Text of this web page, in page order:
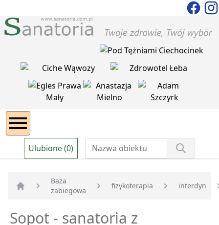
Ulubione (0)
Strona główna
Baza
zabiegowa
fizykoterapia interdyn
Sopot - sanatoria z